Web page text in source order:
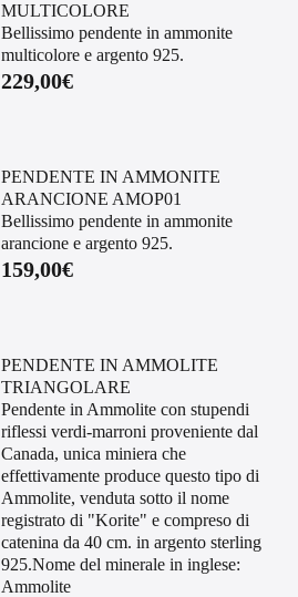
MULTICOLORE
Bellissimo pendente in ammonite
multicolore e argento 925.
229,00€
PENDENTE IN AMMONITE
ARANCIONE AMOP01
Bellissimo pendente in ammonite
arancione e argento 925.
159,00€
PENDENTE IN AMMOLITE
TRIANGOLARE
Pendente in Ammolite con stupendi
riflessi verdi-marroni proveniente dal
Canada, unica miniera che
effettivamente produce questo tipo di
Ammolite, venduta sotto il nome
registrato di "Korite" e compreso di
catenina da 40 cm. in argento sterling
925.Nome del minerale in inglese:
Ammolite